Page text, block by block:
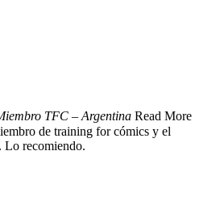
TFC – Argentina Read More
de training for cómics y el
Lo recomiendo.